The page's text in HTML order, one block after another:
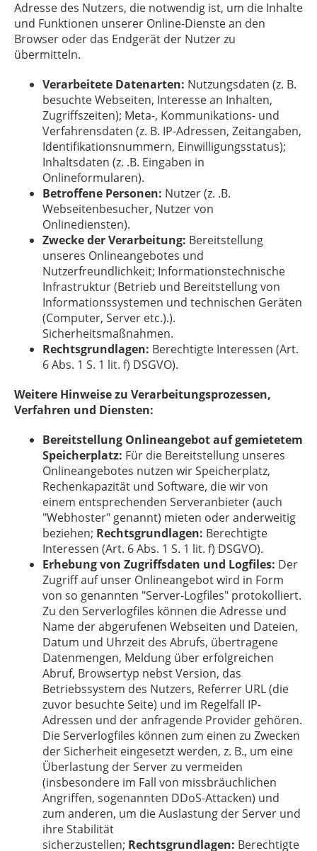
Adresse des Nutzers, die notwendig ist, um die Inhalte
und Funktionen unserer Online-Dienste an den
Browser oder das Endgerät der Nutzer zu
übermitteln.
Verarbeitete Datenarten: Nutzungsdaten (z. B.
besuchte Webseiten, Interesse an Inhalten,
Zugriffszeiten); Meta-, Kommunikations- und
Verfahrensdaten (z. B. IP-Adressen, Zeitangaben,
Identifikationsnummern, Einwilligungsstatus);
Inhaltsdaten (z. .B. Eingaben in
Onlineformularen).
Betroffene Personen: Nutzer (z. .B.
Webseitenbesucher, Nutzer von
Onlinediensten).
Zwecke der Verarbeitung: Bereitstellung
unseres Onlineangebotes und
Nutzerfreundlichkeit; Informationstechnische
Infrastruktur (Betrieb und Bereitstellung von
Informationssystemen und technischen Geräten
(Computer, Server etc.).).
Sicherheitsmaßnahmen.
Rechtsgrundlagen: Berechtigte Interessen (Art.
6 Abs. 1 S. 1 lit. f) DSGVO).
Weitere Hinweise zu Verarbeitungsprozessen,
Verfahren und Diensten:
Bereitstellung Onlineangebot auf gemietetem
Speicherplatz: Für die Bereitstellung unseres
Onlineangebotes nutzen wir Speicherplatz,
Rechenkapazität und Software, die wir von
einem entsprechenden Serveranbieter (auch
"Webhoster" genannt) mieten oder anderweitig
beziehen; Rechtsgrundlagen: Berechtigte
Interessen (Art. 6 Abs. 1 S. 1 lit. f) DSGVO).
Erhebung von Zugriffsdaten und Logfiles: Der
Zugriff auf unser Onlineangebot wird in Form
von so genannten "Server-Logfiles" protokolliert.
Zu den Serverlogfiles können die Adresse und
Name der abgerufenen Webseiten und Dateien,
Datum und Uhrzeit des Abrufs, übertragene
Datenmengen, Meldung über erfolgreichen
Abruf, Browsertyp nebst Version, das
Betriebssystem des Nutzers, Referrer URL (die
zuvor besuchte Seite) und im Regelfall IP-
Adressen und der anfragende Provider gehören.
Die Serverlogfiles können zum einen zu Zwecken
der Sicherheit eingesetzt werden, z. B., um eine
Überlastung der Server zu vermeiden
(insbesondere im Fall von missbräuchlichen
Angriffen, sogenannten DDoS-Attacken) und
zum anderen, um die Auslastung der Server und
ihre Stabilität
sicherzustellen; Rechtsgrundlagen: Berechtigte